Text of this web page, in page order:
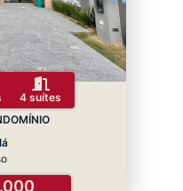
4 suítes